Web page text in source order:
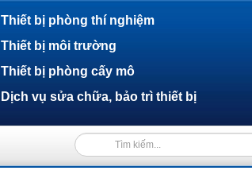
Thiết bị phòng thí nghiệm
Thiết bị môi trường
Thiết bị phòng cấy mô
Dịch vụ sửa chữa, bảo trì thiết bị